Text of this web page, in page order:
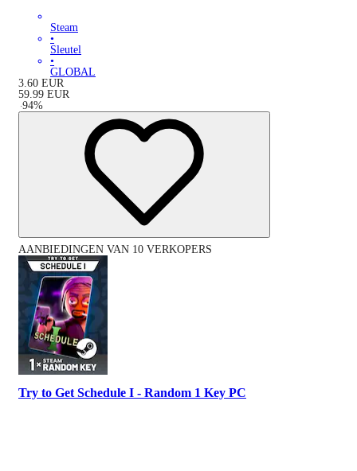
Steam
•
Sleutel
•
GLOBAL
3.60 EUR
59.99 EUR
-94%
AANBIEDINGEN VAN 10 VERKOPERS
Try to Get Schedule I - Random 1 Key PC